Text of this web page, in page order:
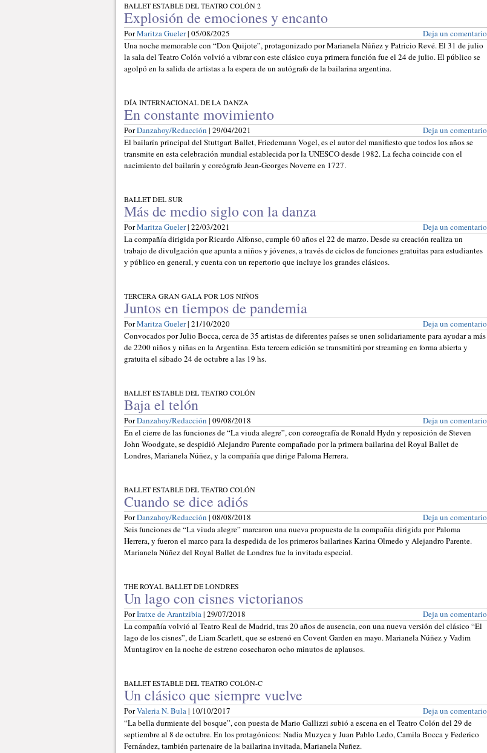
BALLET ESTABLE DEL TEATRO COLÓN 2
Explosión de emociones y encanto
PorMaritza Gueler| 05/08/2025
Deja un comentario
Una noche memorable con “Don Quijote”, protagonizado por Marianela Núñez y Patricio Revé. El 31 de julio
la sala del Teatro Colón volvió a vibrar con este clásico cuya primera función fue el 24 de julio. El público se
agolpó en la salida de artistas a la espera de un autógrafo de la bailarina argentina.
DÍA INTERNACIONAL DE LA DANZA
En constante movimiento
PorDanzahoy/Redacción | 29/04/2021
Deja un comentario
El bailarín principal del Stuttgart Ballet, Friedemann Vogel, es el autor del manifiesto que todos los años se
transmite en esta celebración mundial establecida por la UNESCO desde 1982. La fecha coincide con el
nacimiento del bailarín y coreógrafo Jean-Georges Noverre en 1727.
BALLET DEL SUR
Más de medio siglo con la danza
PorMaritza Gueler| 22/03/2021
Deja un comentario
La compañía dirigida por Ricardo Alfonso, cumple 60 años el 22 de marzo. Desde su creación realiza un
trabajo de divulgación que apunta a niños y jóvenes, a través de ciclos de funciones gratuitas para estudiantes
y público en general, y cuenta con un repertorio que incluye los grandes clásicos.
TERCERA GRAN GALA POR LOS NIÑOS
Juntos en tiempos de pandemia
PorMaritza Gueler| 21/10/2020
Deja un comentario
Convocados por Julio Bocca, cerca de 35 artistas de diferentes países se unen solidariamente para ayudar a más
de 2200 niños y niñas en la Argentina. Esta tercera edición se transmitirá por streaming en forma abierta y
gratuita el sábado 24 de octubre a las 19 hs.
BALLET ESTABLE DEL TEATRO COLÓN
Baja el telón
PorDanzahoy/Redacción | 09/08/2018
Deja un comentario
En el cierre de las funciones de “La viuda alegre”, con coreografía de Ronald Hydn y reposición de Steven
John Woodgate, se despidió Alejandro Parente compañado por la primera bailarina del Royal Ballet de
Londres, Marianela Núñez, y la compañía que dirige Paloma Herrera.
BALLET ESTABLE DEL TEATRO COLÓN
Cuando se dice adiós
PorDanzahoy/Redacción | 08/08/2018
Deja un comentario
Seis funciones de “La viuda alegre” marcaron una nueva propuesta de la compañía dirigida por Paloma
Herrera, y fueron el marco para la despedida de los primeros bailarines Karina Olmedo y Alejandro Parente.
Marianela Núñez del Royal Ballet de Londres fue la invitada especial.
THE ROYAL BALLET DE LONDRES
Un lago con cisnes victorianos
PorIratxe de Arantzibia| 29/07/2018
Deja un comentario
La compañía volvió al Teatro Real de Madrid, tras 20 años de ausencia, con una nueva versión del clásico “El
lago de los cisnes”, de Liam Scarlett, que se estrenó en Covent Garden en mayo. Marianela Núñez y Vadim
Muntagirov en la noche de estreno cosecharon ocho minutos de aplausos.
BALLET ESTABLE DEL TEATRO COLÓN-C
Un clásico que siempre vuelve
PorValeria N. Bula| 10/10/2017
Deja un comentario
“La bella durmiente del bosque”, con puesta de Mario Gallizzi subió a escena en el Teatro Colón del 29 de
septiembre al 8 de octubre. En los protagónicos: Nadia Muzyca y Juan Pablo Ledo, Camila Bocca y Federico
Fernández, también partenaire de la bailarina invitada, Marianela Nuñez.